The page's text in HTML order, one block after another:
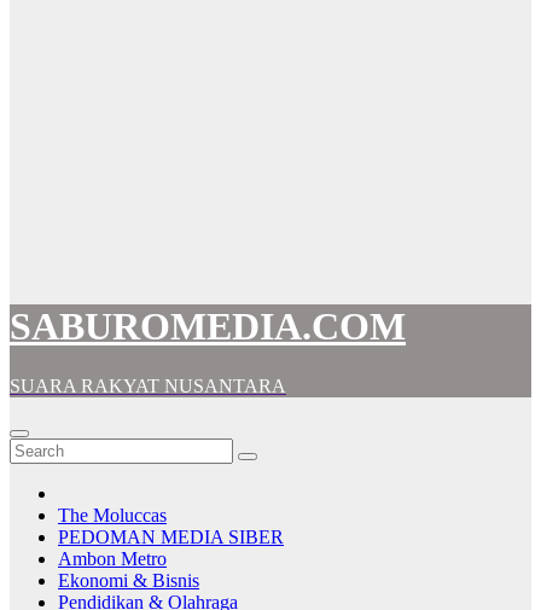
SABUROMEDIA.COM
SUARA RAKYAT NUSANTARA
The Moluccas
PEDOMAN MEDIA SIBER
Ambon Metro
Ekonomi & Bisnis
Pendidikan & Olahraga